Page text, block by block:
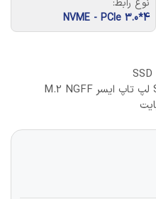
NVME - PCIe 3.0*4
هارد SSD لپ تاپ ایسر M.2 NGFF